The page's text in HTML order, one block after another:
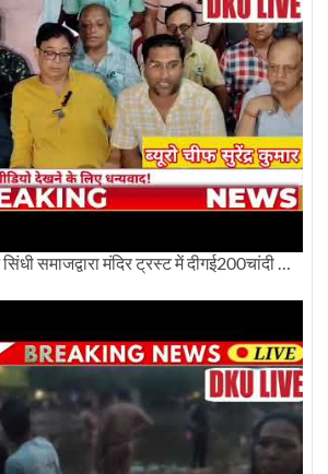
अयोध्या:राजू मनवानी ने सिंधी समाजद्वारा मंदिर ट्रस्ट में दीगई200चांदी की ईंटों पर सवाल का किया विरोध